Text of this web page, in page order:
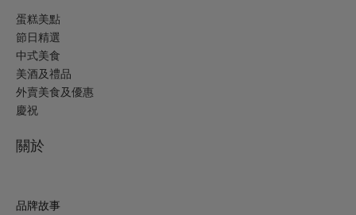
蛋糕美點
節日精選
中式美食
美酒及禮品
外賣美食及優惠
慶祝
關於
品牌故事